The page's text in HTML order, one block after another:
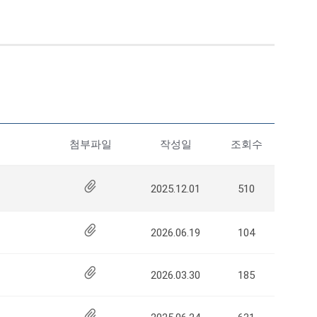
첨부파일 작성일 조회수
2025.12.01 510
2026.06.19 104
2026.03.30 185